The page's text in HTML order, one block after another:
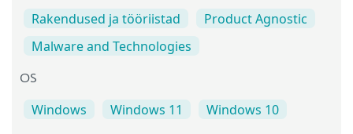
Rakendused ja tööriistad
Product Agnostic
Malware and Technologies
OS
Windows Windows 11 Windows 10